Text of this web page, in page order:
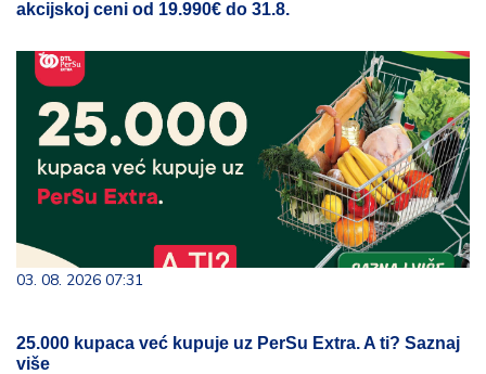
akcijskoj ceni od 19.990€ do 31.8.
03. 08. 2026 07:31
25.000 kupaca već kupuje uz PerSu Extra. A ti? Saznaj
više